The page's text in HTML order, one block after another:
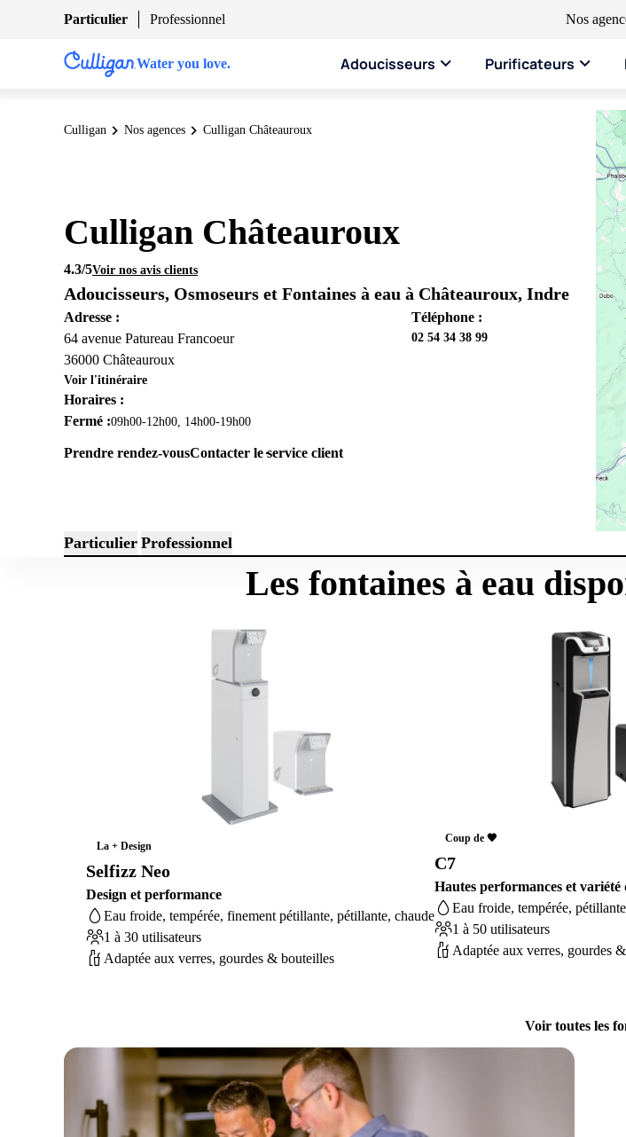
Particulier Professionnel Nos
Water you love. Adoucisseurs Purificateurs
Culligan Nos agences Culligan Châteauroux
Culligan Châteauroux
4.3/5Voir nos avis clients
Adoucisseurs, Osmoseurs et Fontaines à eau à Châteauroux, Indre
Adresse :
64 avenue Patureau Francoeur
36000 Châteauroux
Voir l'itinéraire
Téléphone :
02 54 34 38 99
Horaires :
Fermé :09h00-12h00, 14h00-19h00
Prendre rendez-vousContacter le service client
Particulier Professionnel
Les fontaines à eau
La + Design
Selfizz Neo
Design et performance
Eau froide, tempérée, finement pétillante, pétillante, chaude
1 à 30 utilisateurs
Adaptée aux verres, gourdes & bouteilles
Coup de 🖤
C7
Hautes performances et variété
Eau froide, tempérée,
1 à 50 utilisateurs
Adaptée aux verres, gourdes
Voir toutes les